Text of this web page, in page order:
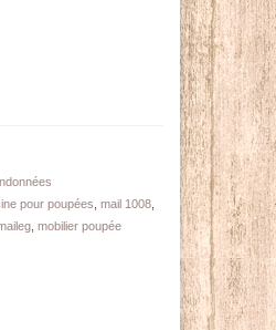
pour poupées mail 1008,
, mobilier poupée